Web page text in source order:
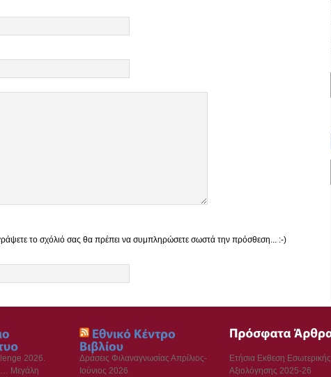
το σχόλιό σας θα πρέπει να συμπληρώσετε σωστά την πρόσθεση... :-)
2026.
… Μεγάλη
Δράσεις Φιλαναγνωσίας Απρίλιος-
Ιούνιος 2026
Ετήσια Εκθεση Εσωτερικής
Αξιολόγησης 2025-26